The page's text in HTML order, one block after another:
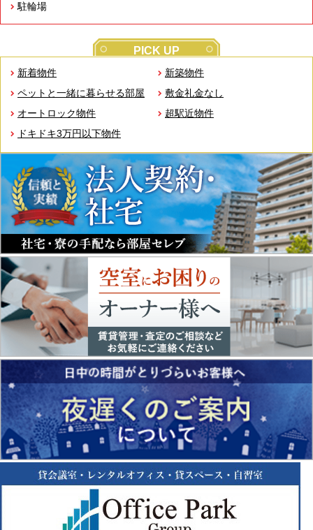
駐輪場
PICK UP
新着物件
新築物件
ペットと一緒に暮らせる部屋
敷金礼金なし
オートロック物件
超駅近物件
ドキドキ3万円以下物件